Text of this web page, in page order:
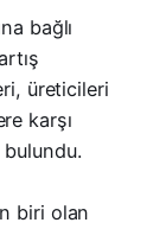
bağlı
üreticileri
karşı
bulundu.
biri olan